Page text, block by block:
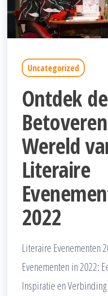
Uncategorized
Ontdek de
Wereld
Literaire
2022
Literaire Evenementen
Evenementen in 2022:
Inspiratie en